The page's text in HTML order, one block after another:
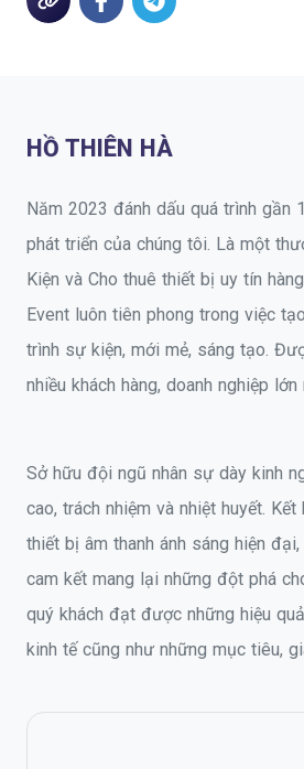
HỒ THIÊN HÀ
Năm 2023 đánh dấu quá trình gần
phát triển của chúng tôi. Là một
Kiện và Cho thuê thiết bị uy tín
Event luôn tiên phong trong việc
trình sự kiện, mới mẻ, sáng tạo.
nhiều khách hàng, doanh nghiệp lớn
Sở hữu đội ngũ nhân sự dày kinh
cao, trách nhiệm và nhiệt huyết.
thiết bị âm thanh ánh sáng hiện
cam kết mang lại những đột phá
quý khách đạt được những hiệu
kinh tế cũng như những mục tiêu,